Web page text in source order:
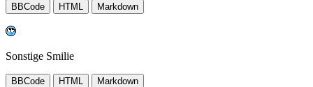
BBCode HTML Markdown
Sonstige Smilie
BBCode HTML Markdown